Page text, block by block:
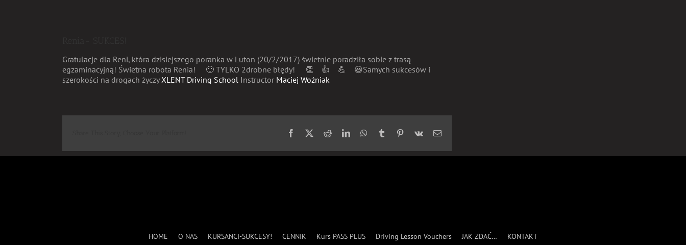
Gratulacje dla Reni, która dzisiejszego poranka w Luton (20/2/2017) świetnie poradziła sobie z trasą
egzaminacyjną! Świetna robota Renia!
🙂 TYLKO 2drobne błędy! 👏 👍 💪 😃Samych sukcesów i
szerokości na drogach życzy XLENT Driving School Instructor Maciej Woźniak
Facebook
X RedditLinkedInWhatsApp
TumblrPinterest
Vk Email
HOME O NAS KURSANCI-SUKCESY! CENNIK Kurs PASS PLUS Driving Lesson Vouchers JAK ZDAĆ… KONTAKT